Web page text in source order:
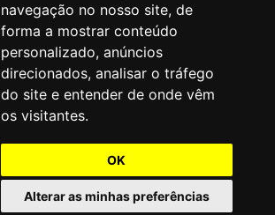
navegação no nosso site, de
forma a mostrar conteúdo
personalizado, anúncios
direcionados, analisar o tráfego
do site e entender de onde vêm
os visitantes.
OK
Alterar as minhas preferências